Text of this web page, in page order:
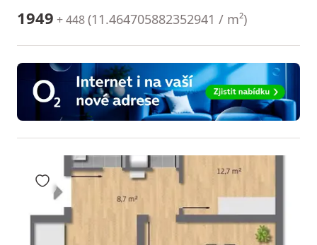
1949 + 448(11.464705882352941 / m²)
Přidat do oblíbených